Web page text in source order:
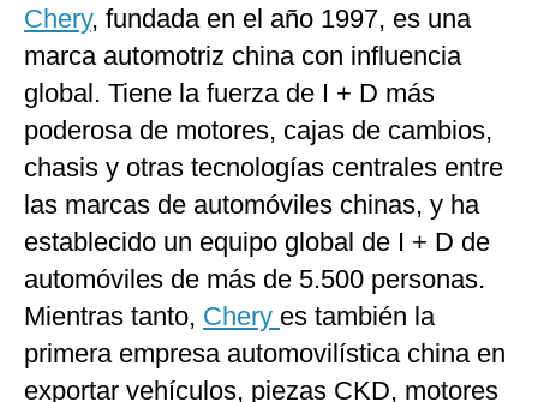
Chery, fundada en el año 1997, es una
marca automotriz china con influencia
global. Tiene la fuerza de I + D más
poderosa de motores, cajas de cambios,
chasis y otras tecnologías centrales entre
las marcas de automóviles chinas, y ha
establecido un equipo global de I + D de
automóviles de más de 5.500 personas.
Mientras tanto, Chery es también la
primera empresa automovilística china en
exportar vehículos, piezas CKD, motores